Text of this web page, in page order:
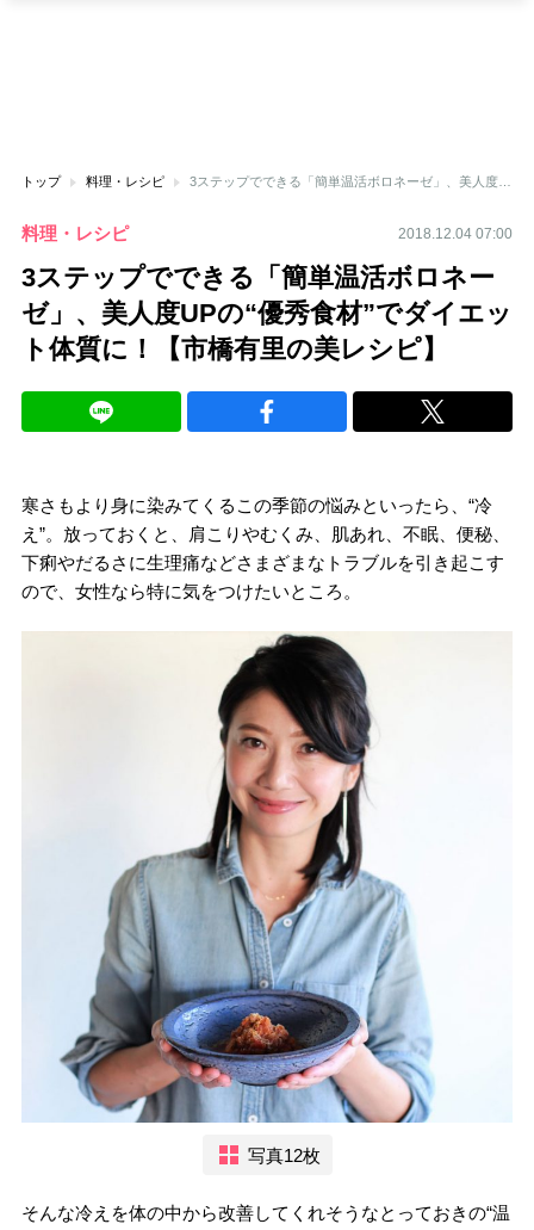
トップ 料理・レシピ 3ステップでできる「簡単温活ボロネーゼ」、美人度UPの“優秀食材”でダイエット体質に！【市橋有里の美レシピ】
料理・レシピ 2018.12.04 07:00
3ステップでできる「簡単温活ボロネー
ゼ」、美人度UPの“優秀食材”でダイエッ
ト体質に！【市橋有里の美レシピ】
寒さもより身に染みてくるこの季節の悩みといったら、“冷
え”。放っておくと、肩こりやむくみ、肌あれ、不眠、便秘、
下痢やだるさに生理痛などさまざまなトラブルを引き起こす
ので、女性なら特に気をつけたいところ。
写真12枚
そんな冷えを体の中から改善してくれそうなとっておきの“温